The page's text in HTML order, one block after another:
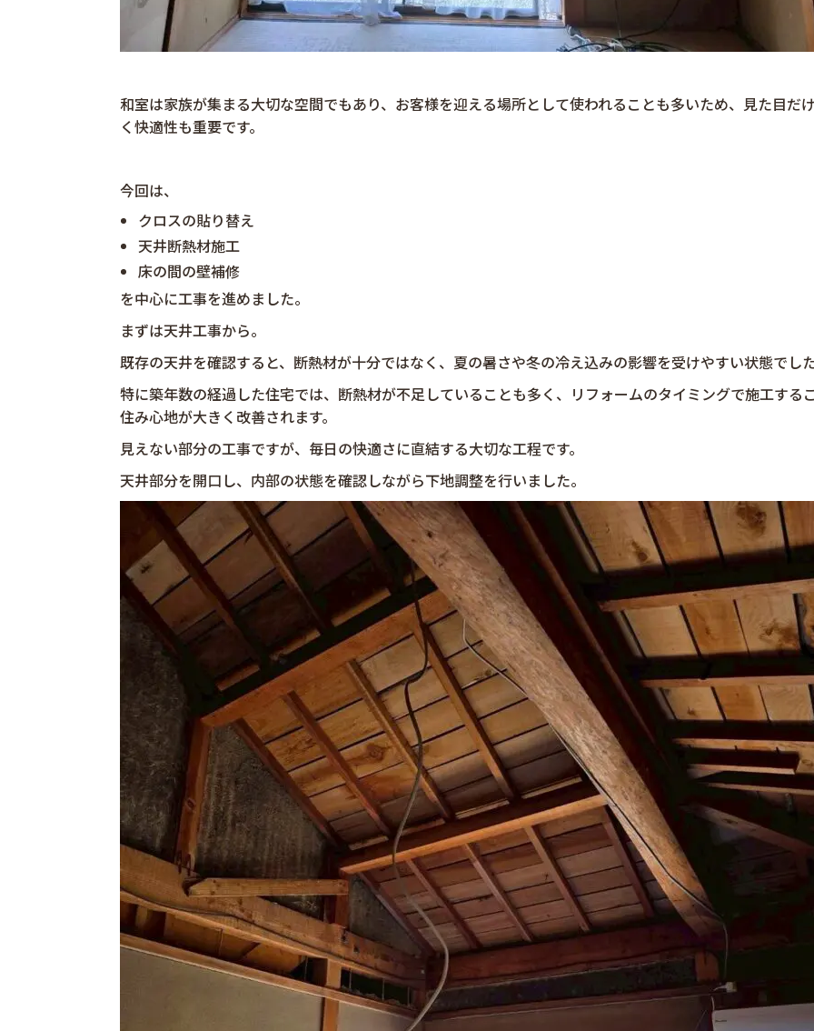
和室は家族が集まる大切な空間でもあり、お客様を迎える場所として使われることも多いため、見た目だ
く快適性も重要です。
今回は、
クロスの貼り替え
天井断熱材施工
床の間の壁補修
を中心に工事を進めました。
まずは天井工事から。
既存の天井を確認すると、断熱材が十分ではなく、夏の暑さや冬の冷え込みの影響を受けやすい状態でし
特に築年数の経過した住宅では、断熱材が不足していることも多く、リフォームのタイミングで施工する
住み心地が大きく改善されます。
見えない部分の工事ですが、毎日の快適さに直結する大切な工程です。
天井部分を開口し、内部の状態を確認しながら下地調整を行いました。